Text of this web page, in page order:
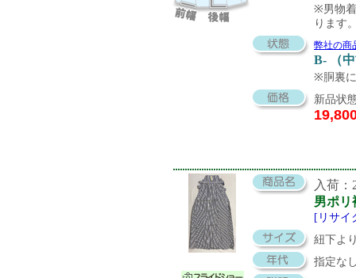
※男物
ります
弊社の商
B- （
※胴裏
新品状
入荷：
男ポリ
[リサイ
紐下よ
指定な